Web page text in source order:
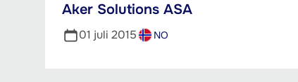
Aker Solutions ASA
01 juli 2015 NO